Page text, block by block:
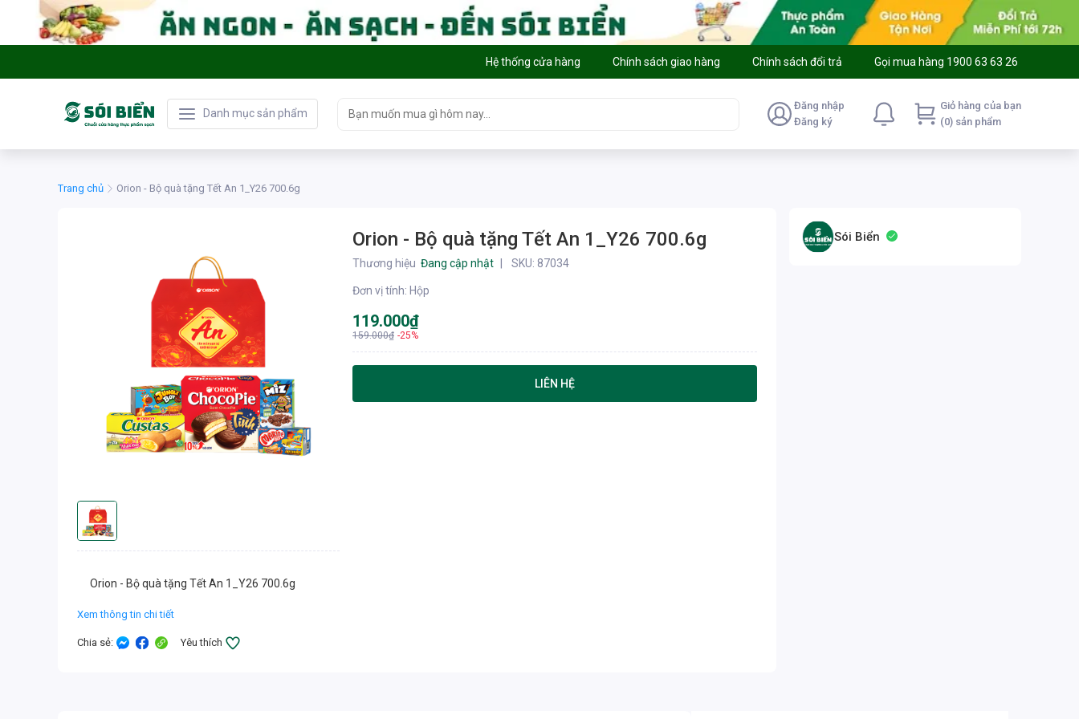
Hệ thống cửa hàng Chính sách giao hàng Chính sách đổi trả Gọi mua hàng 1900 63 63 26
Danh mục sản phẩm
Đăng nhập
Đăng ký
Giỏ hàng của bạn
(0) sản phẩm
Trang chủ Orion - Bộ quà tặng Tết An 1_Y26 700.6g
Orion - Bộ quà tặng Tết An 1_Y26 700.6g
Xem thông tin chi tiết
Chia sẻ: Yêu thích
Orion - Bộ quà tặng Tết An 1_Y26 700.6g
Thương hiệu Đang cập nhật SKU: 87034
Đơn vị tính: Hộp
119.000₫
159.000₫ -25%
LIÊN HỆ
Sói Biển